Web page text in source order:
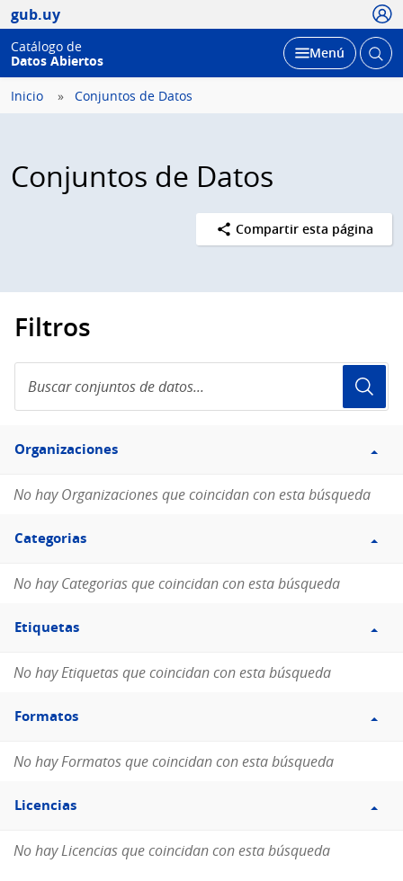
gub.uy
Catálogo de
Datos Abiertos
Desplegar
Menú Abrir
Inicio Conjuntos de Datos
Conjuntos de Datos
Compartir esta página
Filtros
conjuntos
de
Filtro
Organizaciones
Organizaciones
No hay Organizaciones que coincidan con esta búsqueda
Filtro
Categorias
Categorias
No hay Categorias que coincidan con esta búsqueda
Filtro
Etiquetas
Etiquetas
No hay Etiquetas que coincidan con esta búsqueda
Filtro
Formatos
Formatos
No hay Formatos que coincidan con esta búsqueda
Filtro
Licencias
Licencias
No hay Licencias que coincidan con esta búsqueda